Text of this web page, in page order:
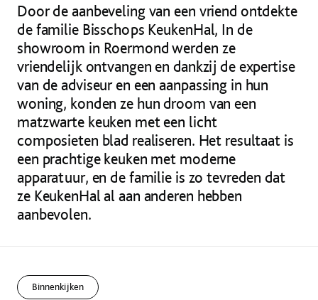
Door de aanbeveling van een vriend ontdekte
de familie Bisschops KeukenHal, In de
showroom in Roermond werden ze
vriendelijk ontvangen en dankzij de expertise
van de adviseur en een aanpassing in hun
woning, konden ze hun droom van een
matzwarte keuken met een licht
composieten blad realiseren. Het resultaat is
een prachtige keuken met moderne
apparatuur, en de familie is zo tevreden dat
ze KeukenHal al aan anderen hebben
aanbevolen.
Binnenkijken